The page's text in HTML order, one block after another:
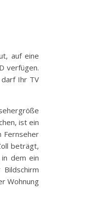
auf eine
verfügen.
Ihr TV
ist ein
Fernseher
beträgt,
dem ein
Wohnung